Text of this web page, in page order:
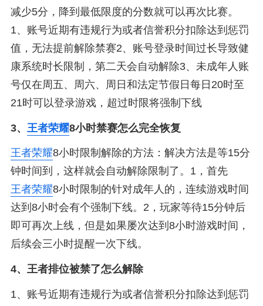
减少5分，降到最低限度的分数就可以再次比赛。
1、账号近期有违规行为或者信誉积分扣除达到惩罚
值，无法提前解除禁赛2、账号登录时间过长导致健
康系统时长限制，第二天会自动解除3、未成年人账
号仅在周五、周六、周日和法定节假日每日20时至
21时可以登录游戏，超过时限将强制下线
3、 王者荣耀8小时禁赛怎么完全恢复
王者荣耀8小时限制解除的方法：解决方法是等15分
钟时间到，这样就会自动解除限制了。1，首先
王者荣耀8小时限制的针对成年人的，连续游戏时间
达到8小时会有个强制下线。2，玩家等待15分钟后
即可再次上线，但是如果屡次达到8小时游戏时间，
后续会三小时提醒一次下线。
4、 王者排位被禁了怎么解除
1、账号近期有违规行为或者信誉积分扣除达到惩罚